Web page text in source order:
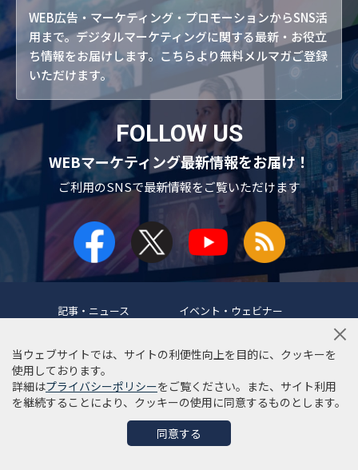
WEB広告・マーケティング・プロモーションからSNS活
用まで。デジタルマーケティングに関する最新・お役立
ち情報をお届けします。こちらより無料メルマガご登録
いただけます。
FOLLOW US
WEBマーケティング最新情報をお届け！
ご利用のSNSで最新情報をご覧いただけます
記事・ニュース イベント・ウェビナー
事例・インタビュー
当ウェブサイトでは、サイトの利便性向上を目的に、クッキーを
使用しております。
詳細はプライバシーポリシーをご覧ください。また、サイト利用
を継続することにより、クッキーの使用に同意するものとします。
同意する